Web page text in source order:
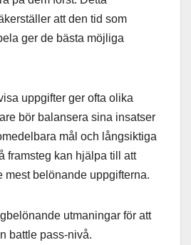
att den tid som
ger de bästa möjliga
uppgifter ger ofta olika
bör balansera sina insatser
mål och långsiktiga
framsteg kan hjälpa till att
mest belönande uppgifterna.
utmaningar för att
battle pass-nivå.